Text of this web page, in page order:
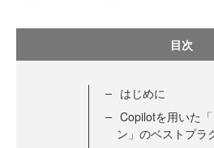
目次
はじめに
Copilotを用いた
ン」のベストプラ